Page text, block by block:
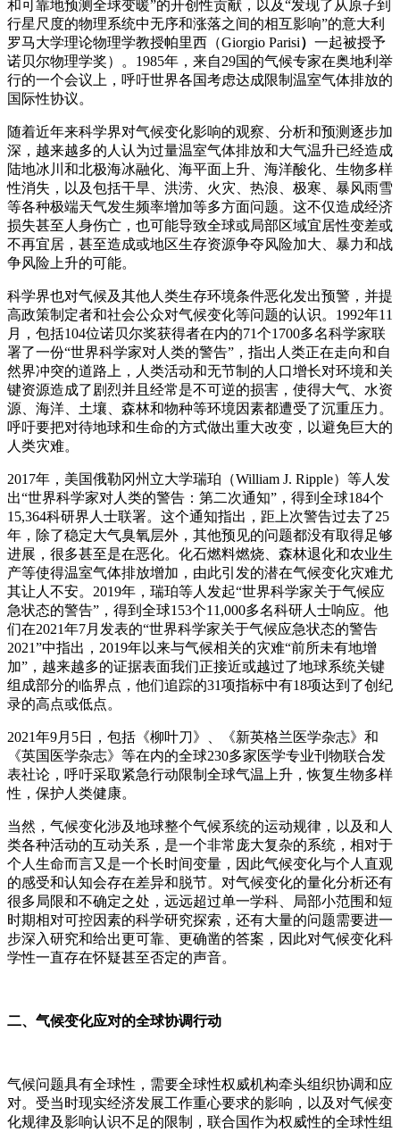
和可靠地预测全球变暖”的开创性贡献，以及“发现了从原子到
行星尺度的物理系统中无序和涨落之间的相互影响”的意大利
罗马大学理论物理学教授帕里西（Giorgio Parisi） 一起被授予
诺贝尔物理学奖）。1985年，来自29国的气候专家在奥地利举
行的一个会议上，呼吁世界各国考虑达成限制温室气体排放的
国际性协议。
随着近年来科学界对气候变化影响的观察、分析和预测逐步加
深，越来越多的人认为过量温室气体排放和大气温升已经造成
陆地冰川和北极海冰融化、海平面上升、海洋酸化、生物多样
性消失，以及包括干旱、洪涝、火灾、热浪、极寒、暴风雨雪
等各种极端天气发生频率增加等多方面问题。这不仅造成经济
损失甚至人身伤亡，也可能导致全球或局部区域宜居性变差或
不再宜居，甚至造成或地区生存资源争夺风险加大、暴力和战
争风险上升的可能。
科学界也对气候及其他人类生存环境条件恶化发出预警，并提
高政策制定者和社会公众对气候变化等问题的认识。1992年11
月，包括104位诺贝尔奖获得者在内的71个1700多名科学家联
署了一份“世界科学家对人类的警告”，指出人类正在走向和自
然界冲突的道路上，人类活动和无节制的人口增长对环境和关
键资源造成了剧烈并且经常是不可逆的损害，使得大气、水资
源、海洋、土壤、森林和物种等环境因素都遭受了沉重压力。
呼吁要把对待地球和生命的方式做出重大改变，以避免巨大的
人类灾难。
2017年，美国俄勒冈州立大学瑞珀（William J. Ripple）等人发
出“世界科学家对人类的警告：第二次通知”，得到全球184个
15,364科研界人士联署。这个通知指出，距上次警告过去了25
年，除了稳定大气臭氧层外，其他预见的问题都没有取得足够
进展，很多甚至是在恶化。化石燃料燃烧、森林退化和农业生
产等使得温室气体排放增加，由此引发的潜在气候变化灾难尤
其让人不安。2019年，瑞珀等人发起“世界科学家关于气候应
急状态的警告”，得到全球153个11,000多名科研人士响应。他
们在2021年7月发表的“世界科学家关于气候应急状态的警告
2021”中指出，2019年以来与气候相关的灾难“前所未有地增
加”，越来越多的证据表面我们正接近或越过了地球系统关键
组成部分的临界点，他们追踪的31项指标中有18项达到了创纪
录的高点或低点。
2021年9月5日，包括《柳叶刀》、《新英格兰医学杂志》和
《英国医学杂志》等在内的全球230多家医学专业刊物联合发
表社论，呼吁采取紧急行动限制全球气温上升，恢复生物多样
性，保护人类健康。
当然，气候变化涉及地球整个气候系统的运动规律，以及和人
类各种活动的互动关系，是一个非常庞大复杂的系统，相对于
个人生命而言又是一个长时间变量，因此气候变化与个人直观
的感受和认知会存在差异和脱节。对气候变化的量化分析还有
很多局限和不确定之处，远远超过单一学科、局部小范围和短
时期相对可控因素的科学研究探索，还有大量的问题需要进一
步深入研究和给出更可靠、更确凿的答案，因此对气候变化科
学性一直存在怀疑甚至否定的声音。
二、气候变化应对的全球协调行动
气候问题具有全球性，需要全球性权威机构牵头组织协调和应
对。受当时现实经济发展工作重心要求的影响，以及对气候变
化规律及影响认识不足的限制，联合国作为权威性的全球性组